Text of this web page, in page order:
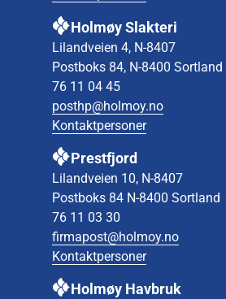
Holmøy Slakteri
Lilandveien 4, N-8407
Postboks 84, N-8400 Sortland
76 11 04 45
posthp@holmoy.no
Kontaktpersoner
Prestfjord
Lilandveien 10, N-8407
Postboks 84 N-8400 Sortland
76 11 03 30
firmapost@holmoy.no
Kontaktpersoner
Holmøy Havbruk